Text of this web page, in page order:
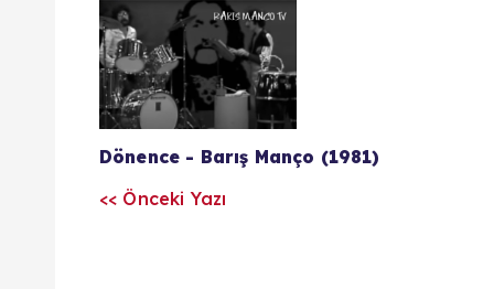
Y
a
z
Dönence - Barış Manço (1981)
<< Önceki Yazı